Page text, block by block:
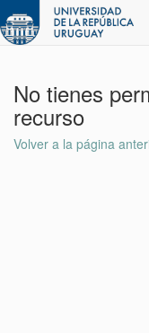
No tienes
recurso
Volver a la página